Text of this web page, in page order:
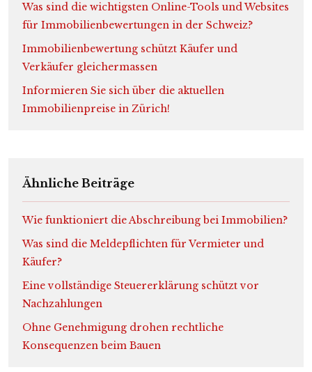
Was sind die wichtigsten Online-Tools und Websites
für Immobilienbewertungen in der Schweiz?
Immobilienbewertung schützt Käufer und
Verkäufer gleichermassen
Informieren Sie sich über die aktuellen
Immobilienpreise in Zürich!
Ähnliche Beiträge
Wie funktioniert die Abschreibung bei Immobilien?
Was sind die Meldepflichten für Vermieter und
Käufer?
Eine vollständige Steuererklärung schützt vor
Nachzahlungen
Ohne Genehmigung drohen rechtliche
Konsequenzen beim Bauen